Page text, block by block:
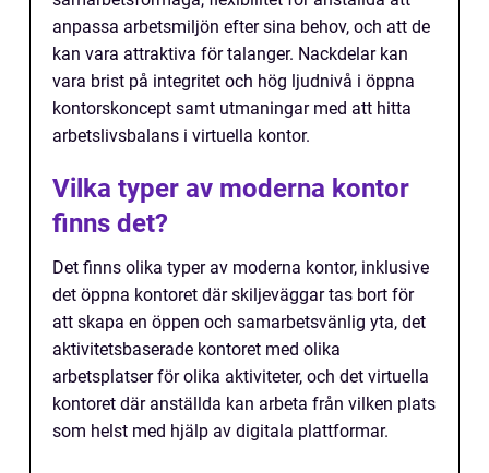
anpassa arbetsmiljön efter sina behov, och att de
kan vara attraktiva för talanger. Nackdelar kan
vara brist på integritet och hög ljudnivå i öppna
kontorskoncept samt utmaningar med att hitta
arbetslivsbalans i virtuella kontor.
Vilka typer av moderna kontor
finns det?
Det finns olika typer av moderna kontor, inklusive
det öppna kontoret där skiljeväggar tas bort för
att skapa en öppen och samarbetsvänlig yta, det
aktivitetsbaserade kontoret med olika
arbetsplatser för olika aktiviteter, och det virtuella
kontoret där anställda kan arbeta från vilken plats
som helst med hjälp av digitala plattformar.